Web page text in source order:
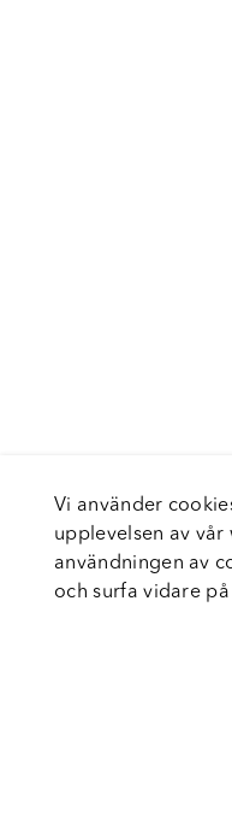
Vi använder
upplevelsen av
användningen av
och surfa vidare